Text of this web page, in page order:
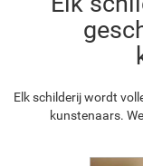
Elk schilderij wordt
kunstenaars.